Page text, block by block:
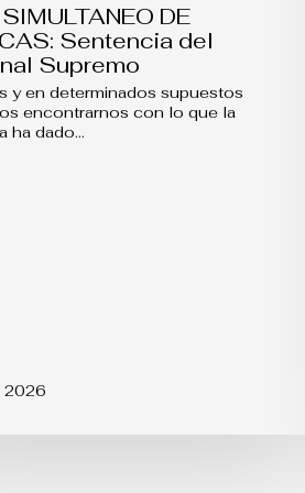
DE
Sentencia del
Supremo
y en determinados supuestos
encontrarnos con lo que la
ha dado…
2026